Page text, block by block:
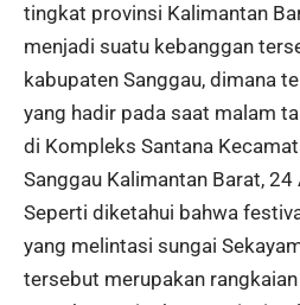
tingkat provinsi Kalimantan
menjadi suatu kebanggan
kabupaten Sanggau, dimana
yang hadir pada saat malam
di Kompleks Santana
Sanggau Kalimantan Barat,
Seperti diketahui bahwa
yang melintasi sungai
tersebut merupakan